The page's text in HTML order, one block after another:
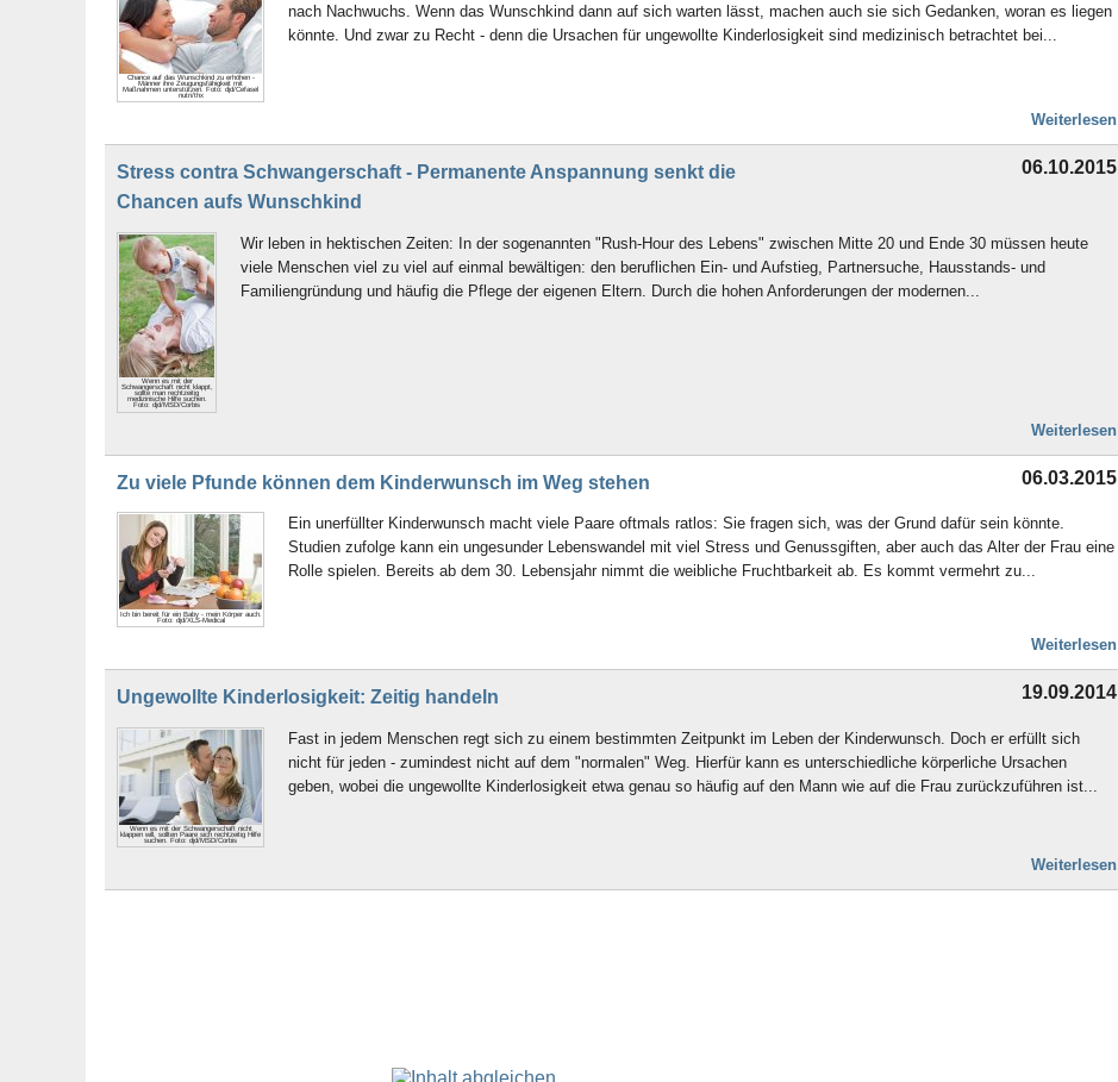
Chance auf das Wunschkind zu erhöhen -
Männer ihre Zeugungsfähigkeit mit
Maßnahmen unterstützen. Foto: djd/Cefasel
nutri/thx
nach Nachwuchs. Wenn das Wunschkind dann auf sich warten lässt, machen auch sie sich Gedanken, woran es liegen
könnte. Und zwar zu Recht - denn die Ursachen für ungewollte Kinderlosigkeit sind medizinisch betrachtet bei...
Weiterlesen
Stress contra Schwangerschaft - Permanente Anspannung senkt die
Chancen aufs Wunschkind
06.10.2015
Wenn es mit der
Schwangerschaft nicht klappt,
sollte man rechtzeitig
medizinische Hilfe suchen.
Foto: djd/MSD/Corbis
Wir leben in hektischen Zeiten: In der sogenannten "Rush-Hour des Lebens" zwischen Mitte 20 und Ende 30 müssen heute
viele Menschen viel zu viel auf einmal bewältigen: den beruflichen Ein- und Aufstieg, Partnersuche, Hausstands- und
Familiengründung und häufig die Pflege der eigenen Eltern. Durch die hohen Anforderungen der modernen...
Weiterlesen
Zu viele Pfunde können dem Kinderwunsch im Weg stehen 06.03.2015
Ich bin bereit für ein Baby - mein Körper auch.
Foto: djd/XLS-Medical
Ein unerfüllter Kinderwunsch macht viele Paare oftmals ratlos: Sie fragen sich, was der Grund dafür sein könnte.
Studien zufolge kann ein ungesunder Lebenswandel mit viel Stress und Genussgiften, aber auch das Alter der Frau eine
Rolle spielen. Bereits ab dem 30. Lebensjahr nimmt die weibliche Fruchtbarkeit ab. Es kommt vermehrt zu...
Weiterlesen
Ungewollte Kinderlosigkeit: Zeitig handeln 19.09.2014
Wenn es mit der Schwangerschaft nicht
klappen will, sollten Paare sich rechtzeitig Hilfe
suchen. Foto: djd/MSD/Corbis
Fast in jedem Menschen regt sich zu einem bestimmten Zeitpunkt im Leben der Kinderwunsch. Doch er erfüllt sich
nicht für jeden - zumindest nicht auf dem "normalen" Weg. Hierfür kann es unterschiedliche körperliche Ursachen
geben, wobei die ungewollte Kinderlosigkeit etwa genau so häufig auf den Mann wie auf die Frau zurückzuführen ist...
Weiterlesen